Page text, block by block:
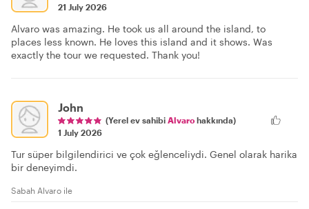
21 July 2026
Alvaro was amazing. He took us all around the island, to
places less known. He loves this island and it shows. Was
exactly the tour we requested. Thank you!
John
(Yerel ev sahibi Alvaro hakkında)
1 July 2026
Tur süper bilgilendirici ve çok eğlenceliydi. Genel olarak harika
bir deneyimdi.
Sabah Alvaro ile